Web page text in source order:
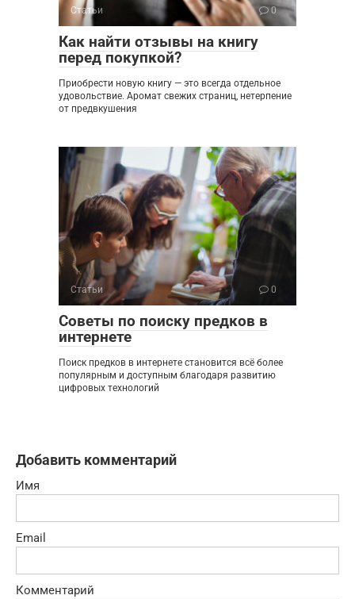
Статьи 0
Как найти отзывы на книгу
перед покупкой?
Приобрести новую книгу — это всегда отдельное
удовольствие. Аромат свежих страниц, нетерпение
от предвкушения
Статьи 0
Советы по поиску предков в
интернете
Поиск предков в интернете становится всё более
популярным и доступным благодаря развитию
цифровых технологий
Добавить комментарий
Имя
Email
Комментарий